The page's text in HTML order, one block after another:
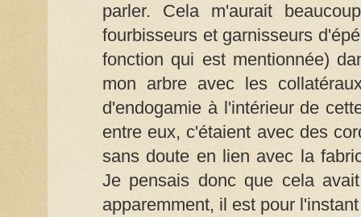
parler. Cela m'aurait
fourbisseurs et garnisseurs
fonction qui est mentionnée)
mon arbre avec les
d'endogamie à l'intérieur de
entre eux, c'étaient avec des
sans doute en lien avec la
Je pensais donc que cela
apparemment, il est pour